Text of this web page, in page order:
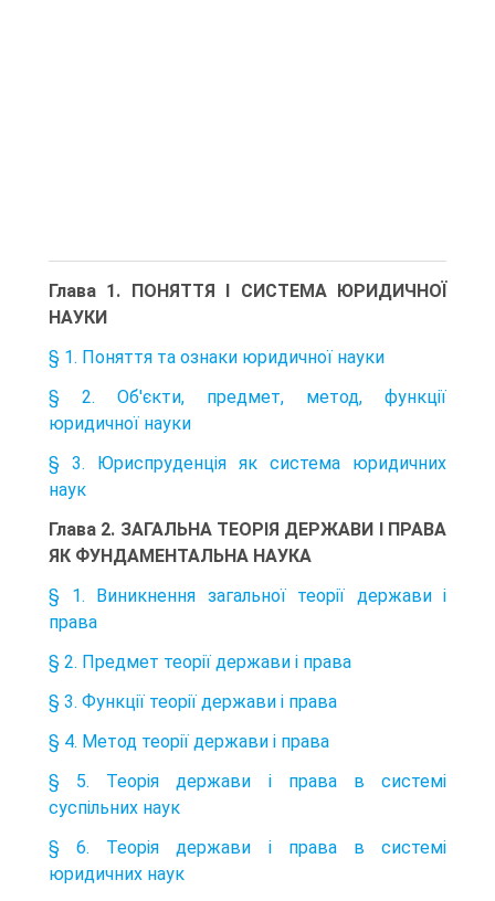
Глава 1. ПОНЯТТЯ І СИСТЕМА ЮРИДИЧНОЇ
НАУКИ
§ 1. Поняття та ознаки юридичної науки
§ 2. Об'єкти, предмет, метод, функції
юридичної науки
§ 3. Юриспруденція як система юридичних
наук
Глава 2. ЗАГАЛЬНА ТЕОРІЯ ДЕРЖАВИ І ПРАВА
ЯК ФУНДАМЕНТАЛЬНА НАУКА
§ 1. Виникнення загальної теорії держави і
права
§ 2. Предмет теорії держави і права
§ 3. Функції теорії держави і права
§ 4. Метод теорії держави і права
§ 5. Теорія держави і права в системі
суспільних наук
§ 6. Теорія держави і права в системі
юридичних наук